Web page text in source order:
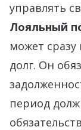
управлять
Лояльный
может сразу
долг. Он
период